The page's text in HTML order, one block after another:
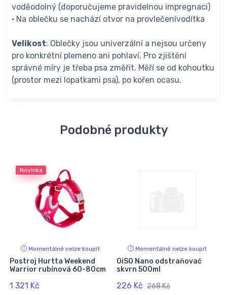
voděodolný (doporučujeme pravidelnou impregnaci)
• Na oblečku se nachází otvor na provlečenívodítka
Velikost: Oblečky jsou univerzální a nejsou určeny
pro konkrétní plemeno ani pohlaví. Pro zjištění
správné míry je třeba psa změřit. Měří se od kohoutku
(prostor mezi lopatkami psa), po kořen ocasu.
Podobné produkty
Novinka
Momentálně nelze koupit
Postroj Hurtta Weekend
Warrior rubínová 60-80cm
1 321 Kč
Momentálně nelze koupit
OiSO Nano odstraňovač
skvrn 500ml
226 Kč 268 Kč